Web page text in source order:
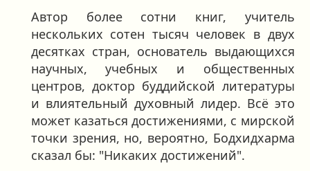
Автор более сотни книг, учитель
нескольких сотен тысяч человек в двух
десятках стран, основатель выдающихся
научных, учебных и общественных
центров, доктор буддийской литературы
и влиятельный духовный лидер. Всё это
может казаться достижениями, с мирской
точки зрения, но, вероятно, Бодхидхарма
сказал бы: "Никаких достижений".